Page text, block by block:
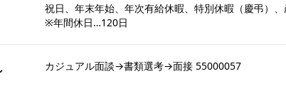
祝日、年末年始、年次有給休暇、特別休暇（慶弔）
※年間休日…120日
カジュアル面談→書類選考→面接 55000057